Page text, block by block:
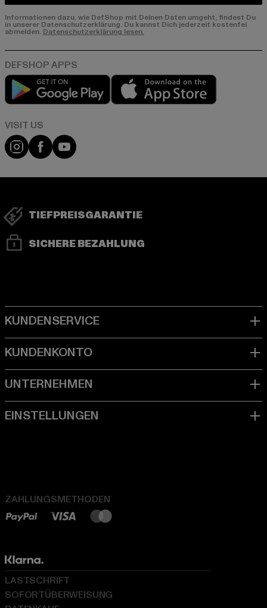
Informationen dazu, wie DefShop mit Deinen Daten umgeht, findest Du
in unserer Datenschutzerklärung. Du kannst Dich jederzeit kostenfei
abmelden. Datenschutzerklärung lesen.
Play market
Visit our Instagram page:
Visit our Facebook page:
Visit our YouTube channel:
TIEFPREISGARANTIE
SICHERE BEZAHLUNG
ZAHLUNGSMETHODEN
LASTSCHRIFT
SOFORTÜBERWEISUNG